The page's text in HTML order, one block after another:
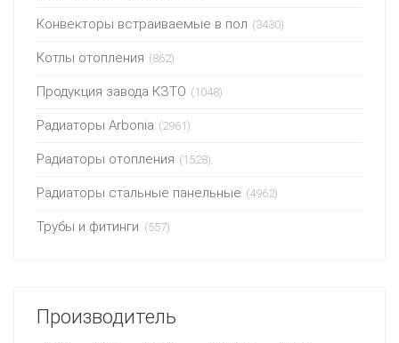
Конвекторы встраиваемые в пол (3430)
Котлы отопления (862)
Продукция завода КЗТО (1048)
Радиаторы Arbonia (2961)
Радиаторы отопления (1528)
Радиаторы стальные панельные (4962)
Трубы и фитинги (557)
Производитель